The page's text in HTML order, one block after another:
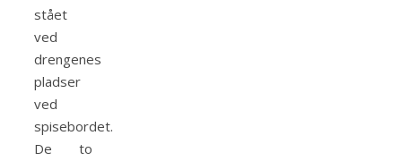
stået
ved
drengenes
pladser
ved
spisebordet.
De to